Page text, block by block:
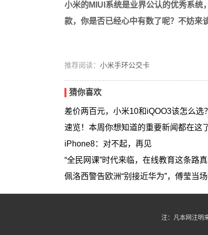
小米的MIUI系统是业界公认的优秀系统
款，你是否已经心中有数了呢？不妨来
推荐阅读： 小米手环公交卡
猜你喜欢
差价两百元，小米10和iQOO3该怎么选
速览！本周你想知道的重要新闻都在这
iPhone8：对不起，再见
“全民网课”时代来临，在线教育这条路
佩洛西警告欧洲“别接近华为”，傅莹当
注：凡本网注明